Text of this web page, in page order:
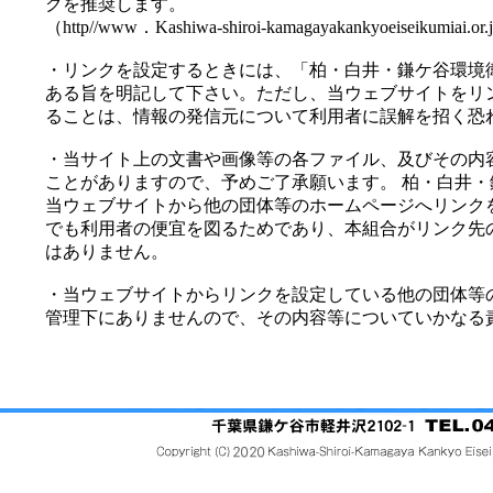
クを推奨します。
（http//www．Kashiwa-shiroi-
・リンクを設定するときには、「柏・白井・鎌ケ谷環
ある旨を明記して下さい。ただし、当ウェブサイトを
ることは、情報の発信元について利用者に誤解を招く
・当サイト上の文書や画像等の各ファイル、及びその
ことがありますので、予めご了承願います。 柏・白井
当ウェブサイトから他の団体等のホームページへリン
でも利用者の便宜を図るためであり、本組合がリンク
はありません。
・当ウェブサイトからリンクを設定している他の団体
管理下にありませんので、その内容等についていかなる